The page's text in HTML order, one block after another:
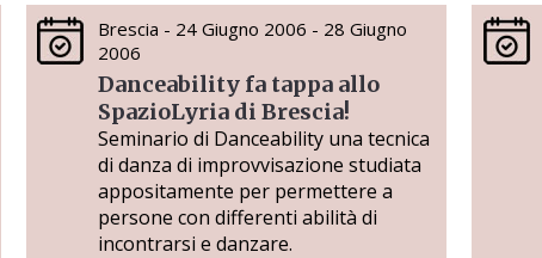
Brescia - 24 Giugno 2006 - 28 Giugno
2006
Danceability fa tappa allo
SpazioLyria di Brescia!
Seminario di Danceability una tecnica
di danza di improvvisazione studiata
appositamente per permettere a
persone con differenti abilità di
incontrarsi e danzare.